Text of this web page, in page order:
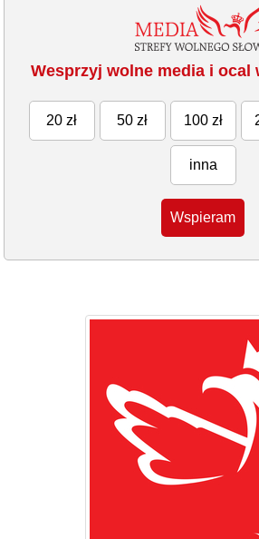
Wesprzyj wolne media i ocal
20 zł 50 zł 100 zł
inna
Wspieram